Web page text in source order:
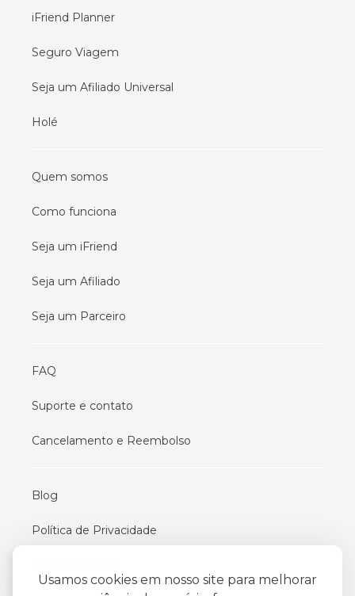
Usamos cookies em nosso site para melhorar
iFriend Planner
Seguro Viagem
Seja um Afiliado Universal
Holé
Quem somos
Como funciona
Seja um iFriend
Seja um Afiliado
Seja um Parceiro
FAQ
Suporte e contato
Cancelamento e Reembolso
Blog
Política de Privacidade